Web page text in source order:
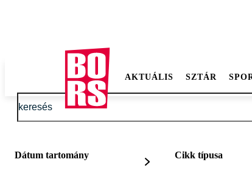
AKTUÁLIS SZTÁR
Dátum tartomány Cikk típusa